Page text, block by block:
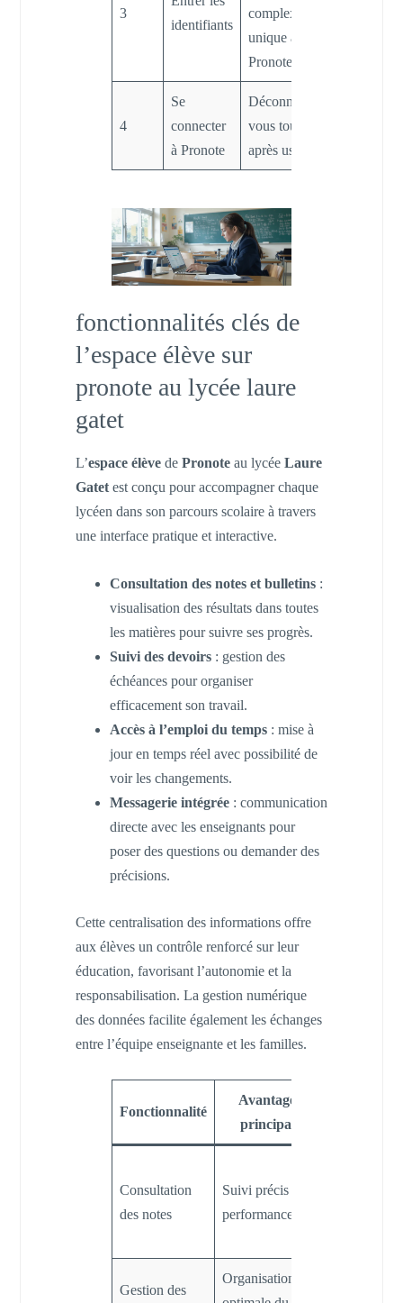
3
identifiants
complexe,
unique à
Pronote
4
Se
connecter
à Pronote
Déconnectez-
vous toujours
après usage
fonctionnalités clés de
l’espace élève sur
pronote au lycée laure
gatet
L’espace élèvede Pronoteau lycée Laure
Gatetest conçu pour accompagner chaque
lycéen dans son parcours scolaire à travers
une interface pratique et interactive.
Consultation des notes et bulletins:
visualisation des résultats dans toutes
les matières pour suivre ses progrès.
Suivi des devoirs: gestion des
échéances pour organiser
efficacement son travail.
Accès à l’emploi du temps: mise à
jour en temps réel avec possibilité de
voir les changements.
Messagerie intégrée: communication
directe avec les enseignants pour
poser des questions ou demander des
précisions.
Cette centralisation des informations offre
aux élèves un contrôle renforcé sur leur
éducation, favorisant l’autonomie et la
responsabilisation. La gestion numérique
des données facilite également les échanges
entre l’équipe enseignante et les familles.
Fonctionnalité
Avantage
principal
Consultation
des notes
Suivi précis des
performances
Gestion des
Organisation